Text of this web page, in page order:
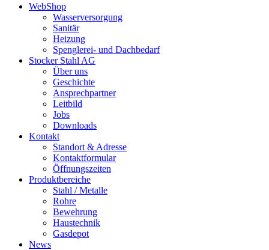
WebShop
Wasserversorgung
Sanitär
Heizung
Spenglerei- und Dachbedarf
Stocker Stahl AG
Über uns
Geschichte
Ansprechpartner
Leitbild
Jobs
Downloads
Kontakt
Standort & Adresse
Kontaktformular
Öffnungszeiten
Produktbereiche
Stahl / Metalle
Rohre
Bewehrung
Haustechnik
Gasdepot
News